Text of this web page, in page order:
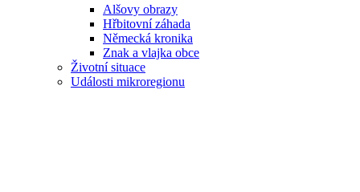
Alšovy obrazy
Hřbitovní záhada
Německá kronika
Znak a vlajka obce
Životní situace
Události mikroregionu